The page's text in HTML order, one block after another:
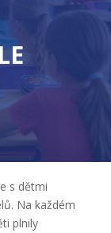
s dětmi
Na každém
plnily